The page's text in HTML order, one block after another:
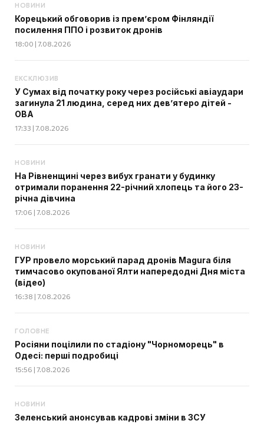
НОВИНИ
Корецький обговорив із прем’єром Фінляндії
посилення ППО і розвиток дронів
18:00 | 7.08.2026
ЕКСКЛЮЗИВ
У Сумах від початку року через російські авіаудари
загинула 21 людина, серед них дев’ятеро дітей -
ОВА
17:33 | 7.08.2026
НОВИНИ
На Рівненщині через вибух гранати у будинку
отримали поранення 22-річний хлопець та його 23-
річна дівчина
17:06 | 7.08.2026
НОВИНИ
ГУР провело морський парад дронів Magura біля
тимчасово окупованої Ялти напередодні Дня міста
(відео)
16:38 | 7.08.2026
ГОЛОВНЕ
Росіяни поцілили по стадіону "Чорноморець" в
Одесі: перші подробиці
15:56 | 7.08.2026
НОВИНИ
Зеленський анонсував кадрові зміни в ЗСУ